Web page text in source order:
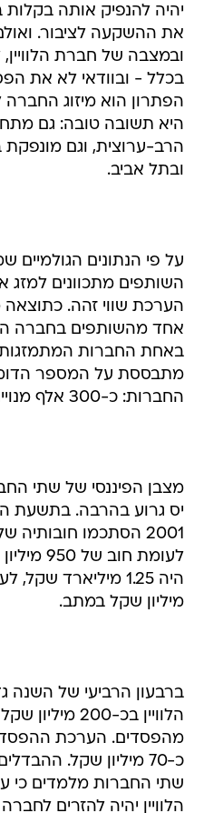
יהיה להנפיק אותה בקלות
את ההשקעה לציבור.
ובמצבה של חברת הלוויין,
בכלל - ובוודאי לא את
הפתרון הוא מיזוג
היא תשובה טובה: גם
הרב-ערוצית, וגם
ובתל אביב.
על פי הנתונים
השותפים מתכוונים
הערכת שווי זהה.
אחד מהשותפים בחברה
באחת החברות
מתבססת על המספר
החברות: כ-300 אלף מנויים לכל אחת מהן.
מצבן הפיננסי של שתי
יס גרוע בהרבה. בתשעת
לעומת
מיליון שקל במתב.
ברבעון הרביעי של השנה
הלוויין בכ-200
מהפסדים. הערכת ההפסד
כ-70 מיליון שקל.
שתי החברות מלמדים כי
הלוויין יהיה להזרים